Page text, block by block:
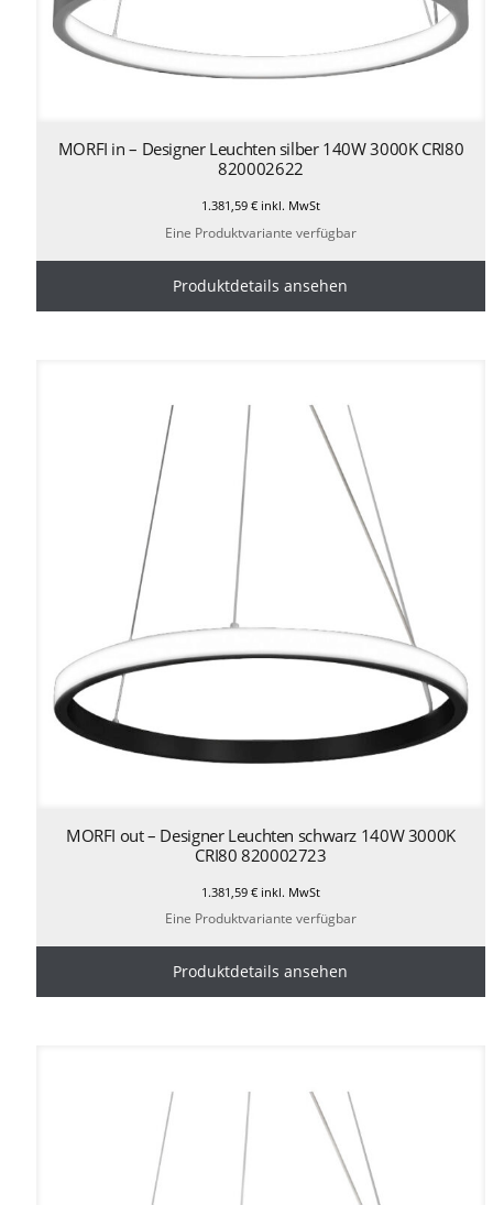
MORFI in – Designer Leuchten silber 140W 3000K CRI80
820002622
1.381,59 €inkl. MwSt
Eine Produktvariante verfügbar
Produktdetails ansehen
MORFI out – Designer Leuchten schwarz 140W 3000K
CRI80 820002723
1.381,59 €inkl. MwSt
Eine Produktvariante verfügbar
Produktdetails ansehen